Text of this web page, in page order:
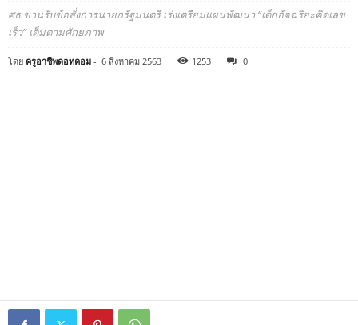
ศธ.ขานรับข้อสั่งการนายกรัฐมนตรี เร่งเตรียมแผนพัฒนา “เด็กอัจฉริยะคิดเลข
เร็ว” เต็มตามศักยภาพ
โดย ครูอาชีพดอทคอม - 6 สิงหาคม 2563 1253 0